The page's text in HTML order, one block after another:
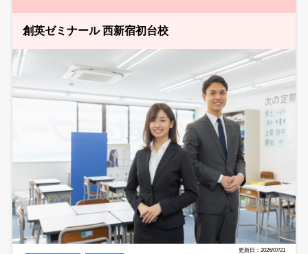
創英ゼミナール 西新宿初台校
更新日：2026/07/21